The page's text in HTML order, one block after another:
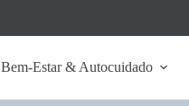
Bem-Estar & Autocuidado